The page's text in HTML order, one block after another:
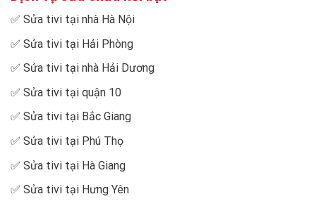
✅ Sửa tivi tại nhà Hà Nội
✅ Sửa tivi tại Hải Phòng
✅ Sửa tivi tại nhà Hải Dương
✅ Sửa tivi tại quận 10
✅ Sửa tivi tại Bắc Giang
✅ Sửa tivi tại Phú Thọ
✅ Sửa tivi tại Hà Giang
✅ Sửa tivi tại Hưng Yên